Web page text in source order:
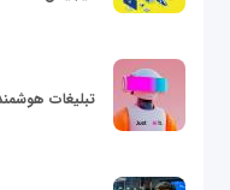
تبلیغات